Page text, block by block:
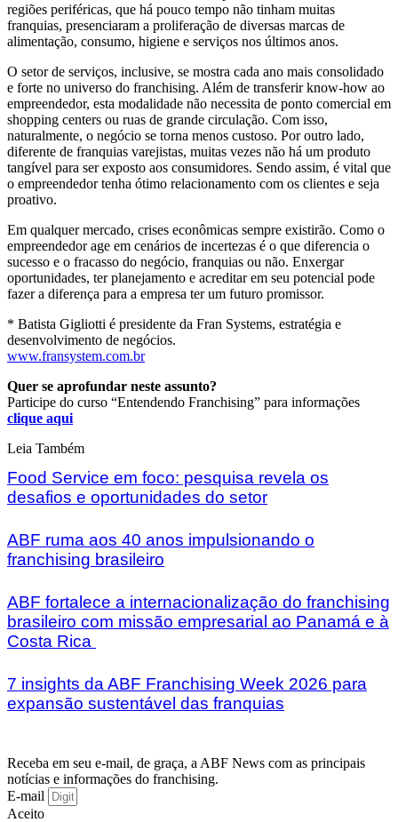
regiões periféricas, que há pouco tempo não tinham muitas
franquias, presenciaram a proliferação de diversas marcas de
alimentação, consumo, higiene e serviços nos últimos anos.
O setor de serviços, inclusive, se mostra cada ano mais consolidado
e forte no universo do franchising. Além de transferir know-how ao
empreendedor, esta modalidade não necessita de ponto comercial em
shopping centers ou ruas de grande circulação. Com isso,
naturalmente, o negócio se torna menos custoso. Por outro lado,
diferente de franquias varejistas, muitas vezes não há um produto
tangível para ser exposto aos consumidores. Sendo assim, é vital que
o empreendedor tenha ótimo relacionamento com os clientes e seja
proativo.
Em qualquer mercado, crises econômicas sempre existirão. Como o
empreendedor age em cenários de incertezas é o que diferencia o
sucesso e o fracasso do negócio, franquias ou não. Enxergar
oportunidades, ter planejamento e acreditar em seu potencial pode
fazer a diferença para a empresa ter um futuro promissor.
* Batista Gigliotti é presidente da Fran Systems, estratégia e
desenvolvimento de negócios.
www.fransystem.com.br
Quer se aprofundar neste assunto?
Participe do curso “Entendendo Franchising” para informações
clique aqui
Leia Também
Food Service em foco: pesquisa revela os
desafios e oportunidades do setor
ABF ruma aos 40 anos impulsionando o
franchising brasileiro
ABF fortalece a internacionalização do franchising
brasileiro com missão empresarial ao Panamá e à
Costa Rica
7 insights da ABF Franchising Week 2026 para
expansão sustentável das franquias
Receba em seu e-mail, de graça, a ABF News com as principais
notícias e informações do franchising.
E-mail
Aceito